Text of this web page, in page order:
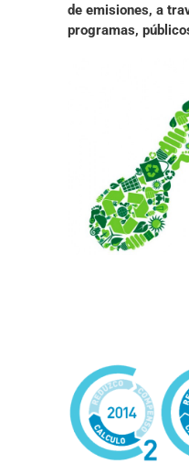
de emisiones, a
programas,